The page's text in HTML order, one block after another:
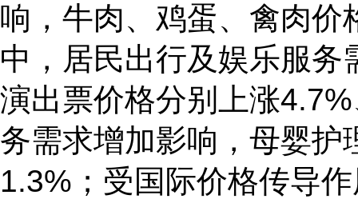
响，牛肉、鸡蛋、禽肉
中，居民出行及娱乐服
演出票价格分别上涨
务需求增加影响，母婴
1.3%；受国际价格传导